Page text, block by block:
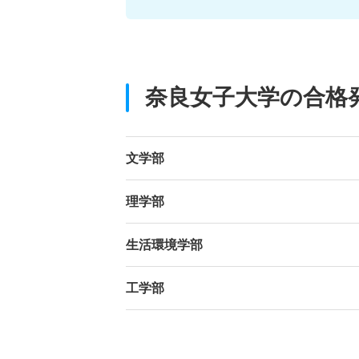
奈良女子大学の合格
文学部
理学部
生活環境学部
工学部